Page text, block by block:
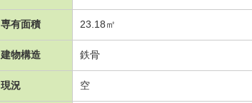
専有面積 23.18㎡
建物構造 鉄骨
現況 空